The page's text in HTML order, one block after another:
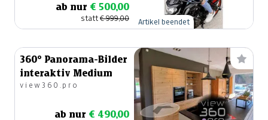
ab nur € 500,00
statt€ 999,00 Artikel beendet
360° Panorama-Bilder
interaktiv Medium
view360.pro
ab nur € 490,00